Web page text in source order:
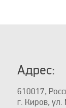
Адрес:
610017,
г. Киров,